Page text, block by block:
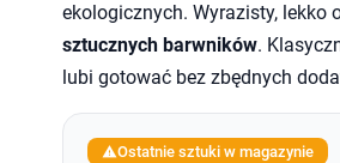
ekologicznych. Wyrazisty, lekko
sztucznych barwników.
lubi gotować bez zbędnych
Ostatnie sztuki w magazynie